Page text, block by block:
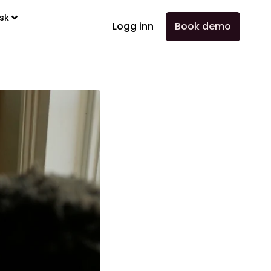
Logg inn Book demo